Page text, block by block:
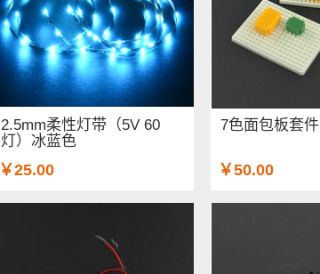
2.5mm柔性灯带（5V 60
灯）冰蓝色
￥25.00
7色面包板套件
￥50.00